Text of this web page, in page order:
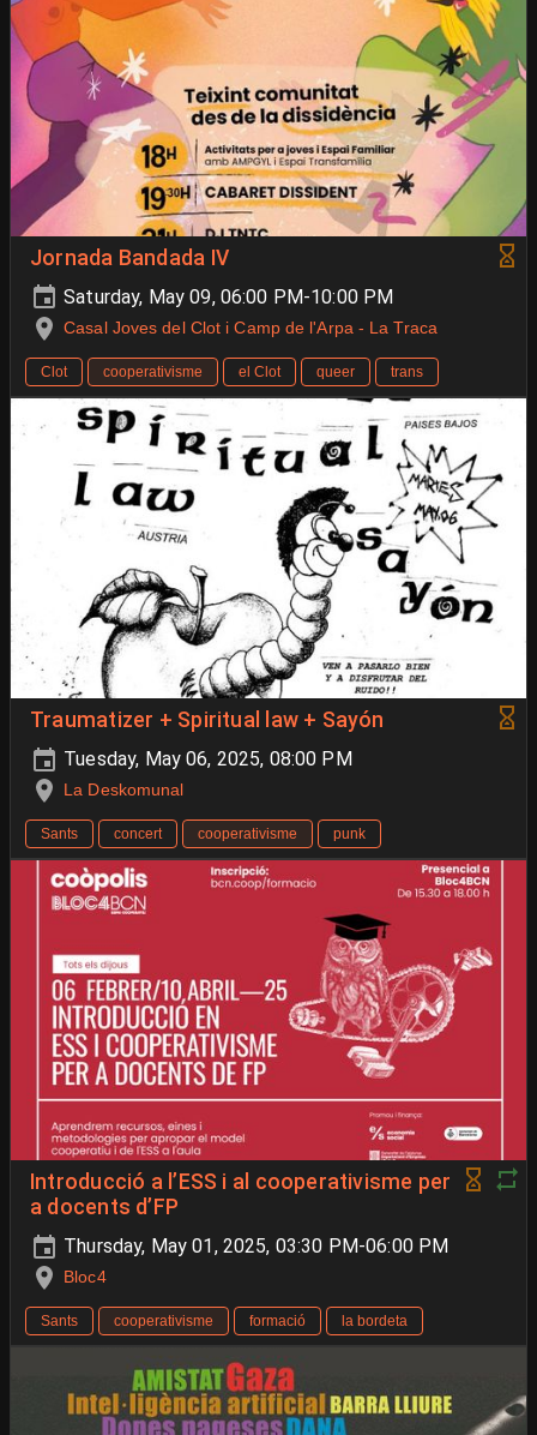
Jornada Bandada IV
Saturday, May 09, 06:00 PM-10:00 PM
Casal Joves del Clot i Camp de l'Arpa - La Traca
Clot cooperativisme el Clot queer trans
Traumatizer + Spiritual law + Sayón
Tuesday, May 06, 2025, 08:00 PM
La Deskomunal
Sants concert cooperativisme punk
Introducció a l’ESS i al cooperativisme per
a docents d’FP
Thursday, May 01, 2025, 03:30 PM-06:00 PM
Bloc4
Sants cooperativisme formació la bordeta